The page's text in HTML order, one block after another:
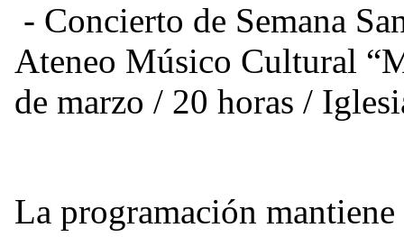
- Concierto de Semana
Ateneo Músico Cultural
de marzo / 20 horas /
La programación